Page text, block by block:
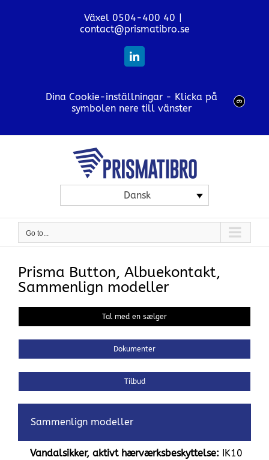
Växel 0504-400 40 |
contact@prismatibro.se
LinkedIn
Dina Cookie-inställningar - Klicka på
symbolen nere till vänster
Dansk
Go to...
Prisma Button, Albuekontakt,
Sammenlign modeller
Tal med en sælger
Dokumenter
Tilbud
Sammenlign modeller
Vandalsikker, aktivt hærværksbeskyttelse: IK10